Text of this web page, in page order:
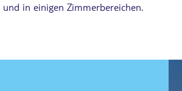
in einigen Zimmerbereichen.